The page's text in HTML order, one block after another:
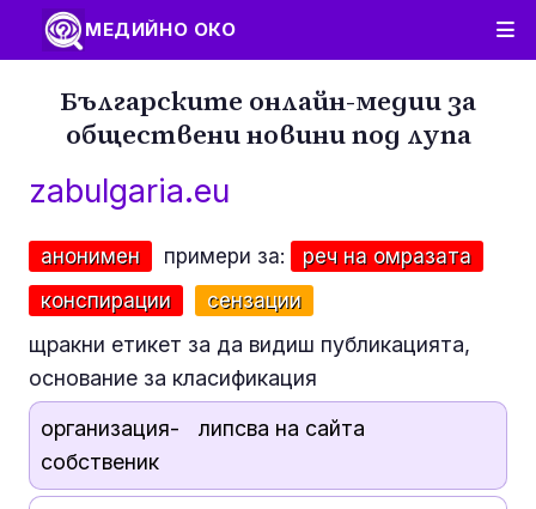
МЕДИЙНО ОКО
Българските онлайн-медии за
обществени новини под лупа
zabulgaria.eu
анонимен примери за:
реч на омразата
конспирации
сензации
щракни етикет за да видиш публикацията,
основание за класификация
организация-
собственик
липсва на сайта